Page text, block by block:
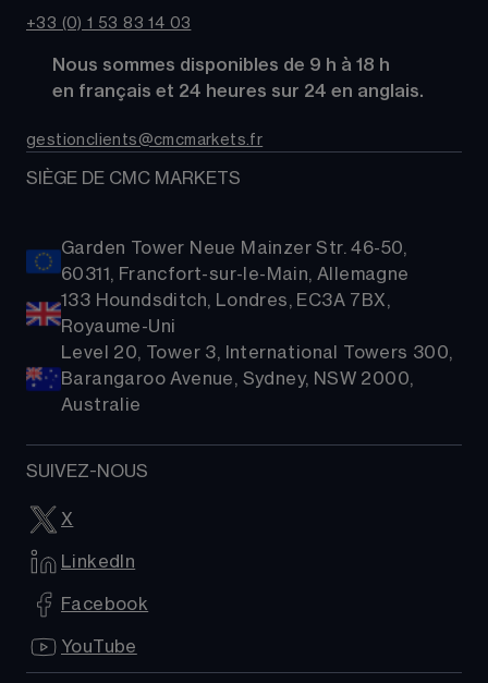
ETFs
Paniers d'Actions
Nos analystes de marché
Support
+33 (0) 1 53 83 14 03
      Nous sommes disponibles de 9 h à 18 h
      en français et 24 heures sur 24 en anglais.
gestionclients@cmcmarkets.fr
SIÈGE DE CMC MARKETS
Garden Tower Neue Mainzer Str. 46-50,
60311, Francfort-sur-le-Main, Allemagne
133 Houndsditch, Londres, EC3A 7BX,
Royaume-Uni
Level 20, Tower 3, International Towers 300,
Barangaroo Avenue, Sydney, NSW 2000,
Australie
SUIVEZ-NOUS
X
LinkedIn
Facebook
YouTube